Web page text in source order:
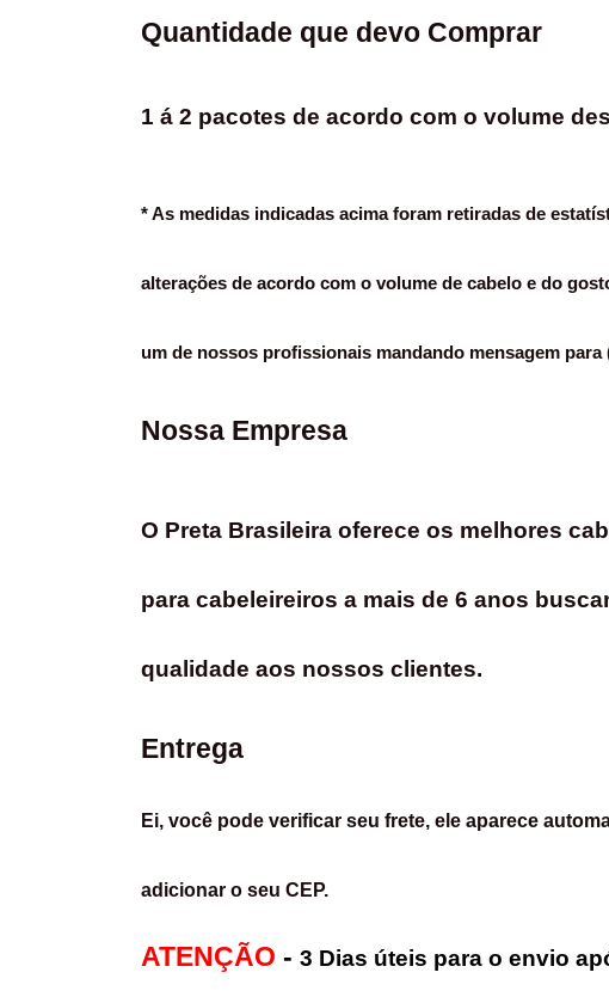
Quantidade que devo Comprar
1 á 2 pacotes de acordo com o volume
* As medidas indicadas acima foram retiradas de
alterações de acordo com o volume de cabelo e do
um de nossos profissionais mandando mensagem para
Nossa Empresa
O Preta Brasileira oferece os melhores
para cabeleireiros a mais de 6 anos
qualidade aos nossos clientes.
Entrega
Ei, você pode verificar seu frete, ele aparece
adicionar o seu CEP.
ATENÇÃO - 3 Dias úteis para o envio